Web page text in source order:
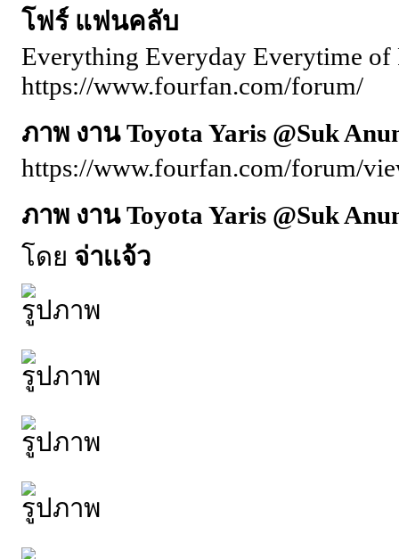
โฟร์ แฟนคลับ
Everything Everyday Everytime of
https://www.fourfan.com/forum/
ภาพ งาน Toyota Yaris @Suk
https://www.fourfan.com/forum/
ภาพ งาน Toyota Yaris @Suk
โดย จ่าเเจ้ว